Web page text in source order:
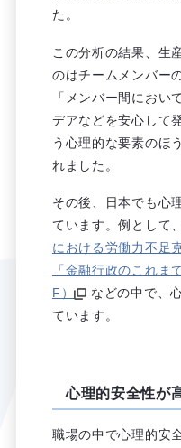
た。
この分析の結果、生
のはチームメンバー
「メンバー間におい
デアなどを安心して
う心理的な要素のほ
れました。
その後、日本でも心
ています。例として
における労働力不足
「金融行政のこれま
F）
などの中で、
ています。
心理的安全性が
職場の中で心理的安